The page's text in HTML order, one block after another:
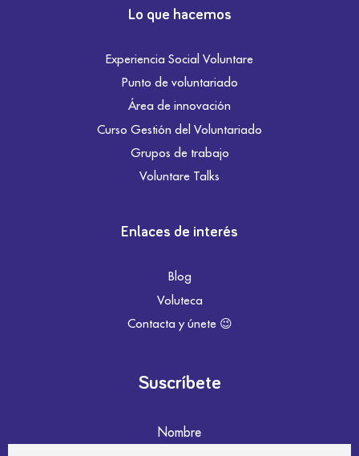
Lo que hacemos
Experiencia Social Voluntare
Punto de voluntariado
Área de innovación
Curso Gestión del Voluntariado
Grupos de trabajo
Voluntare Talks
Enlaces de interés
Blog
Voluteca
Contacta y únete 😉
Suscríbete
Nombre